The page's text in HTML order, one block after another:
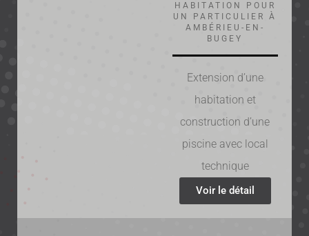
HABITATION POUR
UN PARTICULIER À
AMBÉRIEU-EN-
BUGEY
Extension d’une
habitation et
construction d’une
piscine avec local
technique
Voir le détail